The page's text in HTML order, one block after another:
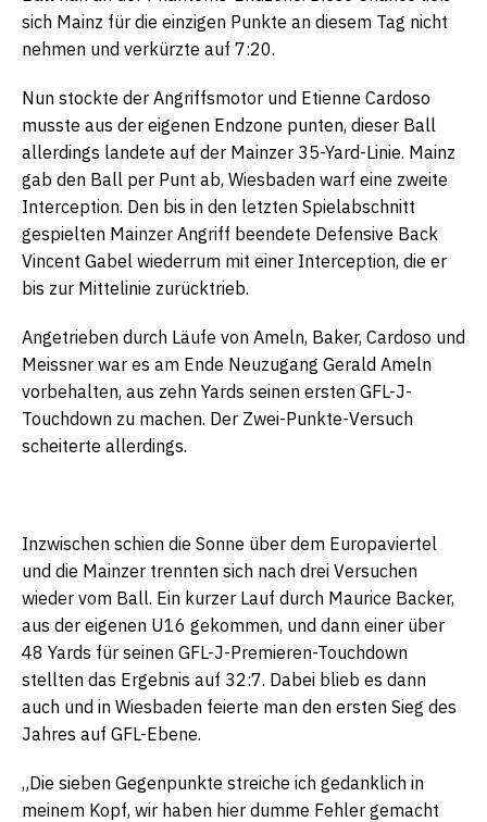
sich Mainz für die einzigen Punkte an diesem Tag nicht
nehmen und verkürzte auf 7:20.
Nun stockte der Angriffsmotor und Etienne Cardoso
musste aus der eigenen Endzone punten, dieser Ball
allerdings landete auf der Mainzer 35-Yard-Linie. Mainz
gab den Ball per Punt ab, Wiesbaden warf eine zweite
Interception. Den bis in den letzten Spielabschnitt
gespielten Mainzer Angriff beendete Defensive Back
Vincent Gabel wiederrum mit einer Interception, die er
bis zur Mittelinie zurücktrieb.
Angetrieben durch Läufe von Ameln, Baker, Cardoso und
Meissner war es am Ende Neuzugang Gerald Ameln
vorbehalten, aus zehn Yards seinen ersten GFL-J-
Touchdown zu machen. Der Zwei-Punkte-Versuch
scheiterte allerdings.
Inzwischen schien die Sonne über dem Europaviertel
und die Mainzer trennten sich nach drei Versuchen
wieder vom Ball. Ein kurzer Lauf durch Maurice Backer,
aus der eigenen U16 gekommen, und dann einer über
48 Yards für seinen GFL-J-Premieren-Touchdown
stellten das Ergebnis auf 32:7. Dabei blieb es dann
auch und in Wiesbaden feierte man den ersten Sieg des
Jahres auf GFL-Ebene.
„Die sieben Gegenpunkte streiche ich gedanklich in
meinem Kopf, wir haben hier dumme Fehler gemacht